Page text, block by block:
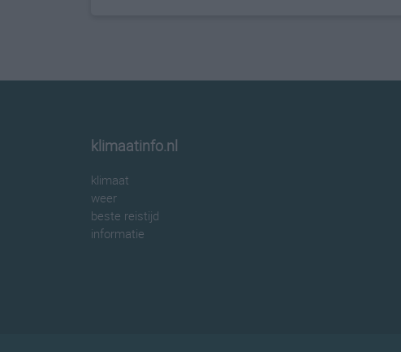
klimaatinfo.nl
klimaat
weer
beste reistijd
informatie